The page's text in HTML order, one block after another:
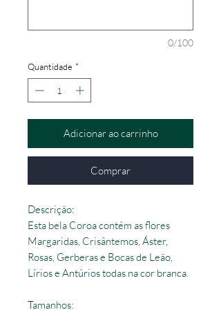
0/100
Quantidade *
Adicionar ao carrinho
Comprar
Descrição:
Esta bela Coroa contém as flores
Margaridas, Crisântemos, Áster,
Rosas, Gerberas e Bocas de Leão,
Lírios e Antúrios todas na cor branca.
Tamanhos: